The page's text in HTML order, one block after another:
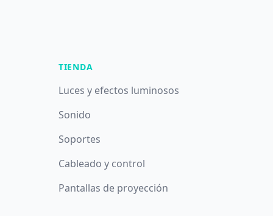
TIENDA
Luces y efectos luminosos
Sonido
Soportes
Cableado y control
Pantallas de proyección